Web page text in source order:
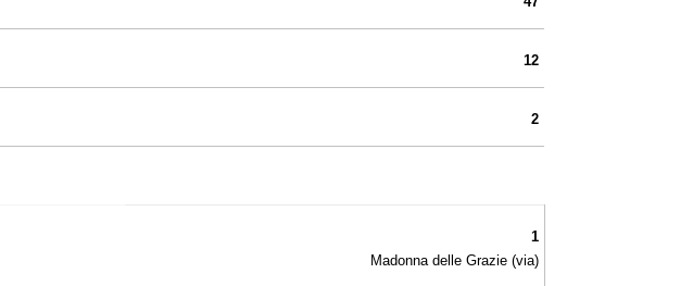
12
2
1
Madonna delle Grazie (via)